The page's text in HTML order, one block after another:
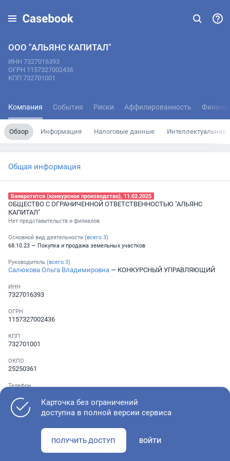
ООО "АЛЬЯНС КАПИТАЛ"
ИНН 7327016393
ОГРН 1157327002436
КПП 732701001
Компания События Риски Аффилированность
Обзор Информация Налоговые данные Интеллектуальная
Общая информация
Банкротится (конкурсное производство), 11.02.2025
ОБЩЕСТВО С ОГРАНИЧЕННОЙ ОТВЕТСТВЕННОСТЬЮ "АЛЬЯНС
КАПИТАЛ"
Нет представительств и филиалов
Основной вид деятельности (всего 3)
68.10.23 — Покупка и продажа земельных участков
Руководитель (всего 3)
Салюкова Ольга Владимировна — КОНКУРСНЫЙ УПРАВЛЯЮЩИЙ
ИНН
7327016393
ОГРН
1157327002436
КПП
732701001
ОКПО
25250361
Телефон
Как оценить состояние компании
Карточка без ограничений
доступна в полной версии сервиса
ПОЛУЧИТЬ ДОСТУП ВОЙТИ